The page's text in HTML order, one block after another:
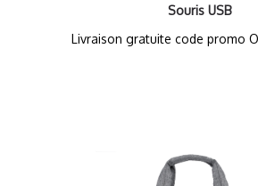
Souris USB
Livraison gratuite code promo